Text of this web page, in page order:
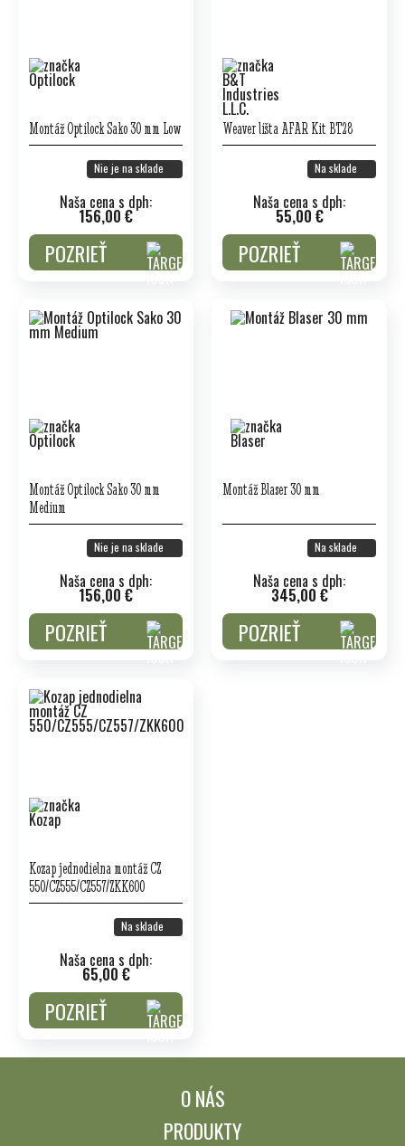
Montáž Optilock Sako 30 mm Low
Nie je na sklade
Naša cena s dph:
156,00 €
POZRIEŤ
Weaver lišta AFAR Kit BT28
Na sklade
Naša cena s dph:
55,00 €
POZRIEŤ
Montáž Optilock Sako 30 mm
Medium
Nie je na sklade
Naša cena s dph:
156,00 €
POZRIEŤ
Montáž Blaser 30 mm
Na sklade
Naša cena s dph:
345,00 €
POZRIEŤ
Kozap jednodielna montáž CZ
550/CZ555/CZ557/ZKK600
Na sklade
Naša cena s dph:
65,00 €
POZRIEŤ
O NÁS
PRODUKTY